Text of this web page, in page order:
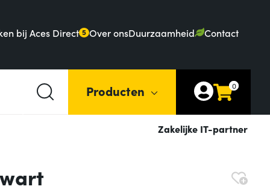
bij Aces Direct 5 Over onsDuurzaamheid Contact
Producten 0
Zakelijke IT-partner